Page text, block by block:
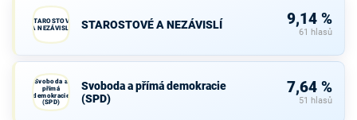
STAROSTOVÉ
A NEZÁVISLÍ
STAROSTOVÉ A NEZÁVISLÍ 9,14 %
61 hlasů
Svoboda a
přímá
demokracie
(SPD)
Svoboda a přímá demokracie
(SPD)
7,64 %
51 hlasů